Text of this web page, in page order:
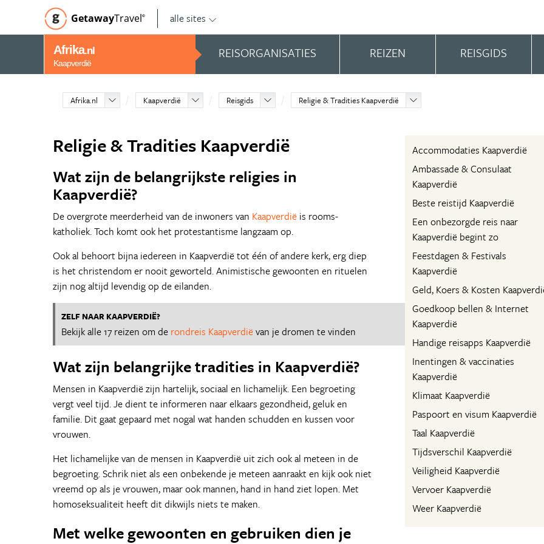
GetawayTravel© alle sites
Afrika.nl
Kaapverdië
REISORGANISATIES REIZEN REISGIDS
Afrika.nl Kaapverdië Reisgids Religie & Tradities Kaapverdië
Accommodaties Kaapverdië
Ambassade & Consulaat
Kaapverdië
Beste reistijd Kaapverdië
Een onbezorgde reis naar
Kaapverdië begint zo
Feestdagen & Festivals
Kaapverdië
Geld, Koers & Kosten
Goedkoop bellen & Internet
Kaapverdië
Handige reisapps Kaapverdië
Inentingen & vaccinaties
Kaapverdië
Klimaat Kaapverdië
Paspoort en visum Kaapverdië
Taal Kaapverdië
Tijdsverschil Kaapverdië
Veiligheid Kaapverdië
Vervoer Kaapverdië
Weer Kaapverdië
Religie & Tradities Kaapverdië
Wat zijn de belangrijkste religies in
Kaapverdië?
De overgrote meerderheid van de inwoners van Kaapverdië is rooms-
katholiek. Toch komt ook het protestantisme langzaam op.
Ook al behoort bijna iedereen in Kaapverdië tot één of andere kerk, erg diep
is het christendom er nooit geworteld. Animistische gewoonten en rituelen
zijn nog altijd levendig op de eilanden.
ZELF NAAR KAAPVERDIË?
Bekijk alle 17 reizen om de rondreis Kaapverdiëvan je dromen te vinden
Wat zijn belangrijke tradities in Kaapverdië?
Mensen in Kaapverdië zijn hartelijk, sociaal en lichamelijk. Een begroeting
vergt veel tijd. Je dient te informeren naar elkaars gezondheid, geluk en
familie. Dit gaat gepaard met nogal wat handen schudden en kussen voor
vrouwen.
Het lichamelijke van de mensen in Kaapverdië uit zich ook al meteen in de
begroeting. Schrik niet als een onbekende je meteen aanraakt en kijk ook niet
vreemd op als je vrouwen, maar ook mannen, hand in hand ziet lopen. Met
homoseksualiteit heeft dit dikwijls niets te maken.
Met welke gewoonten en gebruiken dien je